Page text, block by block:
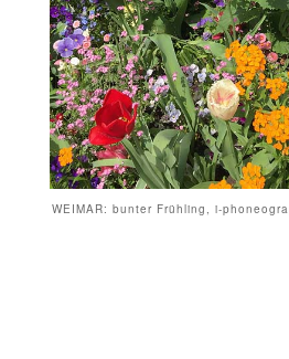
WEIMAR: bunter Frühling, i-